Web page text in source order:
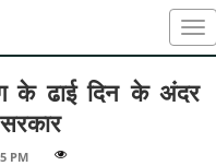
के ढाई दिन के अंदर
PM